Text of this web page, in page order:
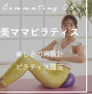
Commuting 06
美ママピラティス
美しさの再設計
ピラティス講座